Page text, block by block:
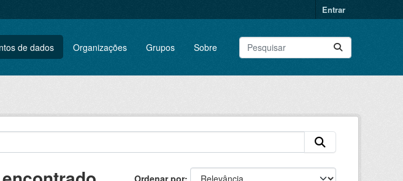
Entrar
de dados Organizações Grupos Sobre
Ordenar por